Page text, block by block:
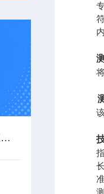
塑料气体透过率测试仪——应用范围与试验步骤
专门
符合
内设
将一
测
该仪
指
长
准
测头